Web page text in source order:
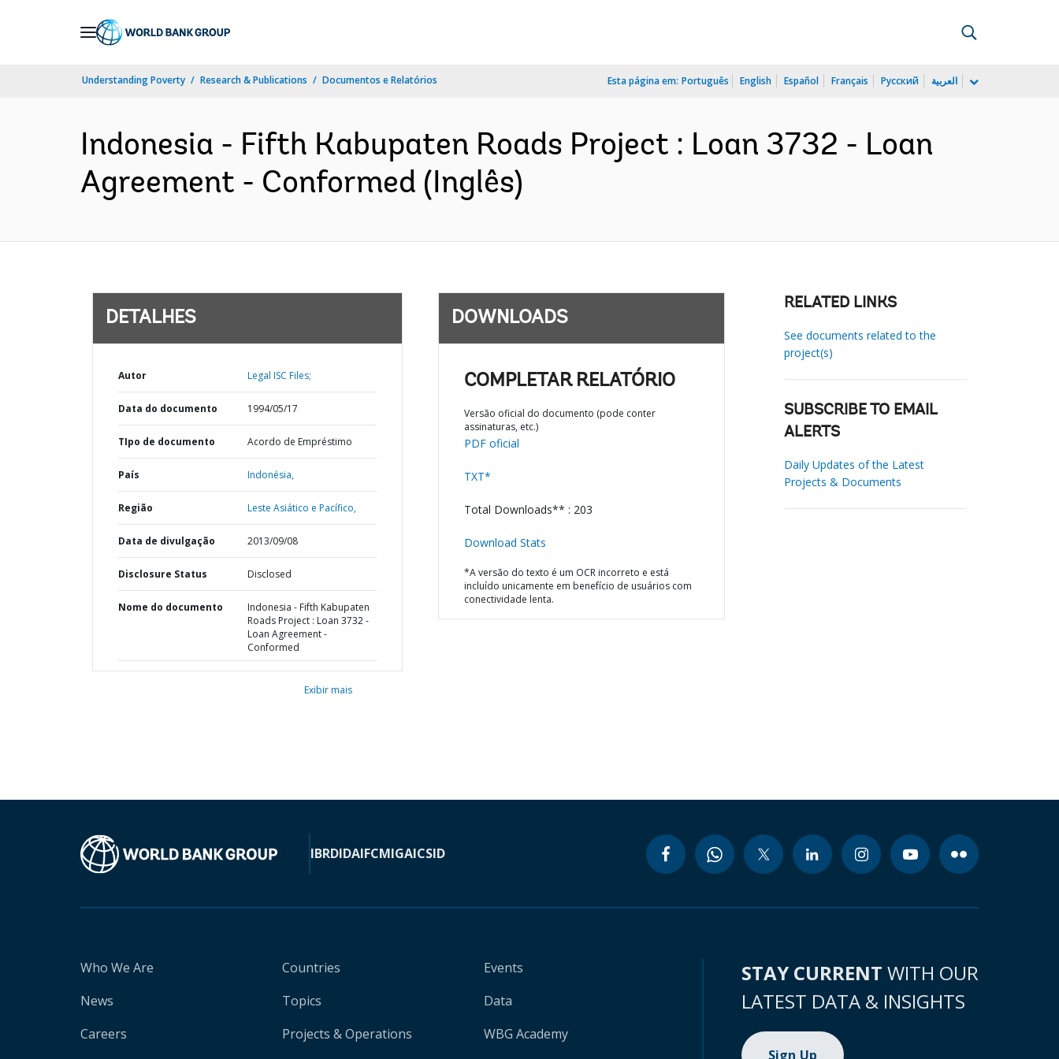
Understanding Poverty Research & Publications Documentos e Relatórios Esta página em: Português English Español Français Русский العربية
Indonesia - Fifth Kabupaten Roads Project : Loan 3732 - Loan
Agreement - Conformed (Inglês)
DETALHES
Autor Legal ISC Files;
Data do documento 1994/05/17
TIpo de documento Acordo de Empréstimo
País Indonésia,
Região Leste Asiático e Pacífico,
Data de divulgação 2013/09/08
Disclosure Status Disclosed
Nome do documento
Indonesia - Fifth Kabupaten
Roads Project : Loan 3732 -
Loan Agreement -
Conformed
Exibir mais
DOWNLOADS
COMPLETAR RELATÓRIO
Versão oficial do documento (pode conter
assinaturas, etc.)
PDF oficial
TXT*
Total Downloads** : 203
Download Stats
*A versão do texto é um OCR incorreto e está
incluído unicamente em benefício de usuários com
conectividade lenta.
RELATED LINKS
See documents related to the
project(s)
SUBSCRIBE TO EMAIL
ALERTS
Daily Updates of the Latest
Projects & Documents
IBRDIDAIFCMIGAICSID
Who We Are
News
Careers
Countries
Topics
Projects & Operations
Events
Data
WBG Academy
STAY CURRENT WITH OUR
LATEST DATA & INSIGHTS
Sign Up